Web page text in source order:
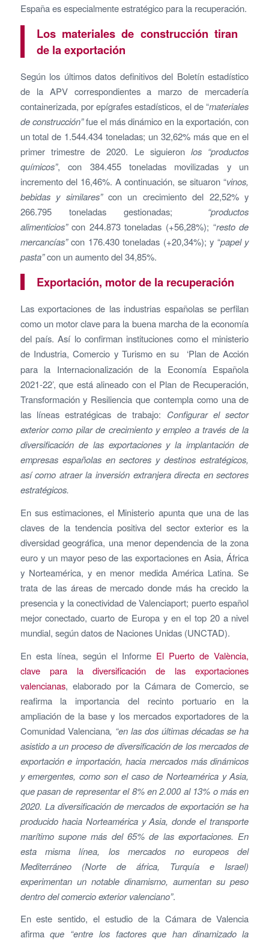
España es especialmente estratégico para la recuperación.
Los materiales de construcción tiran
de la exportación
Según los últimos datos definitivos del Boletín estadístico
de la APV correspondientes a marzo de mercadería
containerizada, por epígrafes estadísticos, el de “materiales
de construcción”fue el más dinámico en la exportación, con
un total de 1.544.434 toneladas; un 32,62% más que en el
primer trimestre de 2020. Le siguieronlos “productos
químicos”, con 384.455 toneladas movilizadas y un
incremento del 16,46%. A continuación, se situaron “vinos,
bebidas y similares”con un crecimiento del 22,52% y
266.795 toneladas gestionadas;
“productos
alimenticios”con 244.873 toneladas (+56,28%); “resto de
mercancías”con 176.430 toneladas (+20,34%); y “papel y
pasta”con un aumento del 34,85%.
Exportación, motor de la recuperación
Las exportaciones de las industrias españolas se perfilan
como un motor clave para la buena marcha de la economía
del país. Así lo confirman instituciones como el ministerio
de Industria, Comercio y Turismo en su
‘Plan de Acción
para la Internacionalización de la Economía Española
2021-22’, que está alineado con el Plan de Recuperación,
Transformación y Resiliencia que contempla como una de
las líneas estratégicas de trabajo: Configurar el sector
exterior como pilar de crecimiento y empleo a través de la
diversificación de las exportaciones y la implantación de
empresas españolas en sectores y destinos estratégicos,
así como atraer la inversión extranjera directa en sectores
estratégicos.
En sus estimaciones, el Ministerio apunta que una de las
claves de la tendencia positiva del sector exterior es la
diversidad geográfica, una menor dependencia de la zona
euro y un mayor peso de las exportaciones en Asia, África
y Norteamérica, y en menor medida América Latina. Se
trata de las áreas de mercado donde más ha crecido la
presencia y la conectividad de Valenciaport; puerto español
mejor conectado, cuarto de Europa y en el top 20 a nivel
mundial, según datos de Naciones Unidas (UNCTAD).
En esta línea, según el Informe El Puerto de València,
clave para la diversificación de las exportaciones
valencianas, elaborado por la Cámara de Comercio, se
reafirma la importancia del recinto portuario en la
ampliación de la base y los mercados exportadores de la
Comunidad Valenciana, “en las dos últimas décadas se ha
asistido a un proceso de diversificación de los mercados de
exportación e importación, hacia mercados más dinámicos
y emergentes, como son el caso de Norteamérica y Asia,
que pasan de representar el 8% en 2.000 al 13% o más en
2020. La diversificación de mercados de exportación se ha
producido hacia Norteamérica y Asia, donde el transporte
marítimo supone más del 65% de las exportaciones. En
esta misma línea, los mercados no europeos del
Mediterráneo (Norte de áfrica, Turquía e Israel)
experimentan un notable dinamismo, aumentan su peso
dentro del comercio exterior valenciano”.
En este sentido, el estudio de la Cámara de Valencia
afirmaque “entre los factores que han dinamizado la